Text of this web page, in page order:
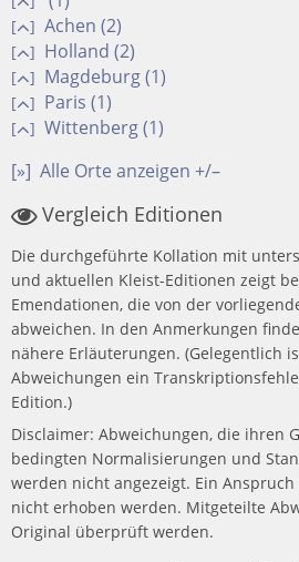
[ ] Achen (2)
[ ] Holland (2)
[ ] Magdeburg (1)
[ ] Paris (1)
[ ] Wittenberg (1)
[»] Alle Orte anzeigen +/–
Vergleich Editionen
Die durchgeführte Kollation mit
und aktuellen Kleist-Editionen zeigt
Emendationen, die von der
abweichen. In den Anmerkungen
nähere Erläuterungen. (Gelegentlich
Abweichungen ein
Edition.)
Disclaimer: Abweichungen, die ihren
bedingten Normalisierungen und
werden nicht angezeigt. Ein
nicht erhoben werden. Mitgeteilte
Original überprüft werden.